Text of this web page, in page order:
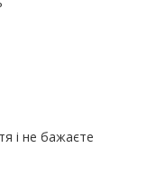
і не бажаєте